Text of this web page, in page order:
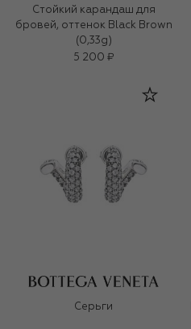
Стойкий карандаш для
бровей, оттенок Black Brown
(0,33g)
5 200 ₽
Серьги